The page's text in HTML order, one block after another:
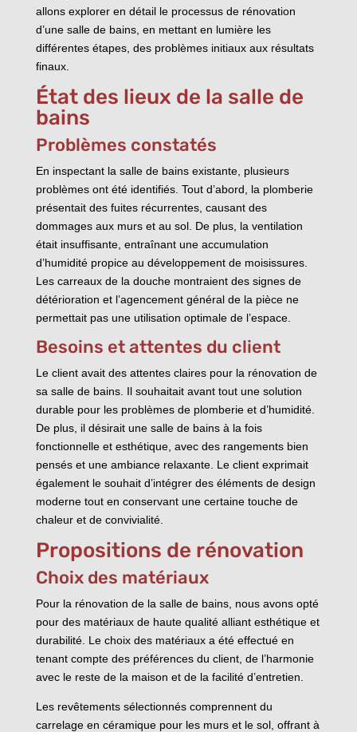
allons explorer en détail le processus de rénovation
d’une salle de bains, en mettant en lumière les
différentes étapes, des problèmes initiaux aux résultats
finaux.
État des lieux de la salle de
bains
Problèmes constatés
En inspectant la salle de bains existante, plusieurs
problèmes ont été identifiés. Tout d’abord, la plomberie
présentait des fuites récurrentes, causant des
dommages aux murs et au sol. De plus, la ventilation
était insuffisante, entraînant une accumulation
d’humidité propice au développement de moisissures.
Les carreaux de la douche montraient des signes de
détérioration et l’agencement général de la pièce ne
permettait pas une utilisation optimale de l’espace.
Besoins et attentes du client
Le client avait des attentes claires pour la rénovation de
sa salle de bains. Il souhaitait avant tout une solution
durable pour les problèmes de plomberie et d’humidité.
De plus, il désirait une salle de bains à la fois
fonctionnelle et esthétique, avec des rangements bien
pensés et une ambiance relaxante. Le client exprimait
également le souhait d’intégrer des éléments de design
moderne tout en conservant une certaine touche de
chaleur et de convivialité.
Propositions de rénovation
Choix des matériaux
Pour la rénovation de la salle de bains, nous avons opté
pour des matériaux de haute qualité alliant esthétique et
durabilité. Le choix des matériaux a été effectué en
tenant compte des préférences du client, de l’harmonie
avec le reste de la maison et de la facilité d’entretien.
Les revêtements sélectionnés comprennent du
carrelage en céramique pour les murs et le sol, offrant à